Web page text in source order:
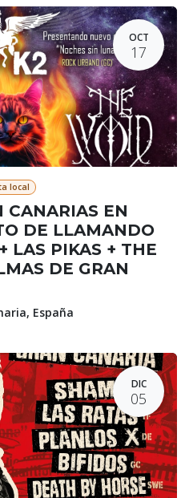
OCT
17
local
CANARIAS EN
DE LLAMANDO
LAS PIKAS + THE
DE GRAN
, España
DIC
05